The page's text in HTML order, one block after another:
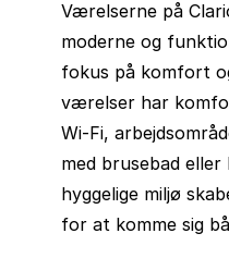
Værelserne på
moderne og
fokus på komfort
værelser har
Wi-Fi,
med brusebad
hyggelige miljø
for at komme sig